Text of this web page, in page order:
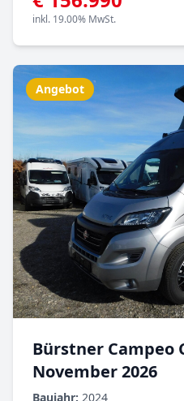
inkl. 19.00% MwSt.
Angebot
Bürstner Campeo
November 2026
Baujahr: 2024